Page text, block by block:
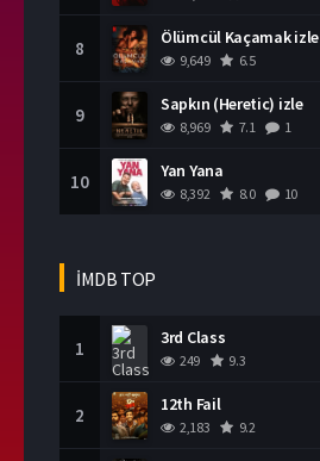
8 Ölümcül Kaçamak izle
9,649 6.5
9 Sapkın (Heretic) izle
8,969 7.1 1
10 Yan Yana
8,392 8.0 10
İMDB TOP
1 3rd Class
249 9.3
2 12th Fail
2,183 9.2